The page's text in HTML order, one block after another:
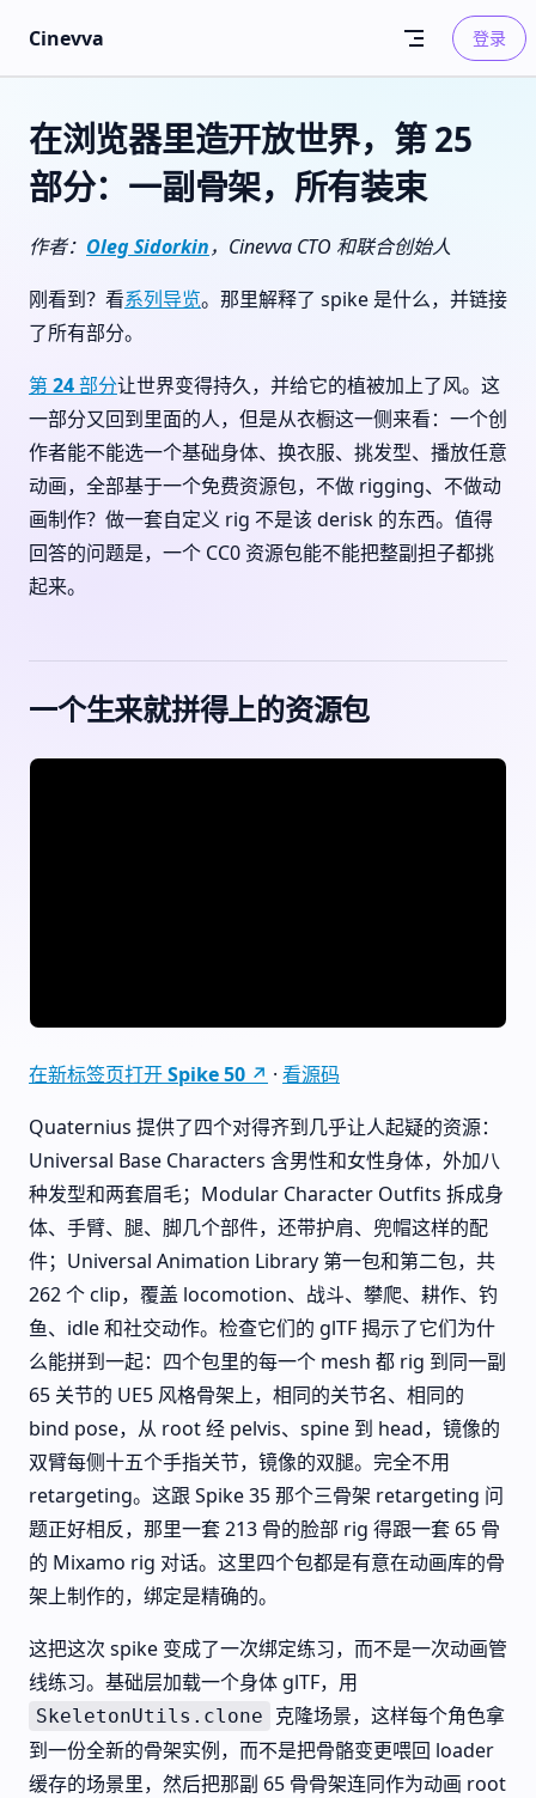
Skip to content
Cinevva 登录
在浏览器里造开放世界，第 25
部分：一副骨架，所有装束
作者： Oleg Sidorkin，Cinevva CTO 和联合创始人
刚看到？看系列导览。那里解释了 spike 是什么，并链接
了所有部分。
第 24 部分让世界变得持久，并给它的植被加上了风。这
一部分又回到里面的人，但是从衣橱这一侧来看：一个创
作者能不能选一个基础身体、换衣服、挑发型、播放任意
动画，全部基于一个免费资源包，不做 rigging、不做动
画制作？做一套自定义 rig 不是该 derisk 的东西。值得
回答的问题是，一个 CC0 资源包能不能把整副担子都挑
起来。
一个生来就拼得上的资源包
在新标签页打开 Spike 50 ↗ · 看源码
Quaternius 提供了四个对得齐到几乎让人起疑的资源：
Universal Base Characters 含男性和女性身体，外加八
种发型和两套眉毛；Modular Character Outfits 拆成身
体、手臂、腿、脚几个部件，还带护肩、兜帽这样的配
件；Universal Animation Library 第一包和第二包，共
262 个 clip，覆盖 locomotion、战斗、攀爬、耕作、钓
鱼、idle 和社交动作。检查它们的 glTF 揭示了它们为什
么能拼到一起：四个包里的每一个 mesh 都 rig 到同一副
65 关节的 UE5 风格骨架上，相同的关节名、相同的
bind pose，从 root 经 pelvis、spine 到 head，镜像的
双臂每侧十五个手指关节，镜像的双腿。完全不用
retargeting。这跟 Spike 35 那个三骨架 retargeting 问
题正好相反，那里一套 213 骨的脸部 rig 得跟一套 65 骨
的 Mixamo rig 对话。这里四个包都是有意在动画库的骨
架上制作的，绑定是精确的。
这把这次 spike 变成了一次绑定练习，而不是一次动画管
线练习。基础层加载一个身体 glTF，用
SkeletonUtils.clone
克隆场景，这样每个角色拿
到一份全新的骨架实例，而不是把骨骼变更喂回 loader
缓存的场景里，然后把那副 65 骨骨架连同作为动画 root